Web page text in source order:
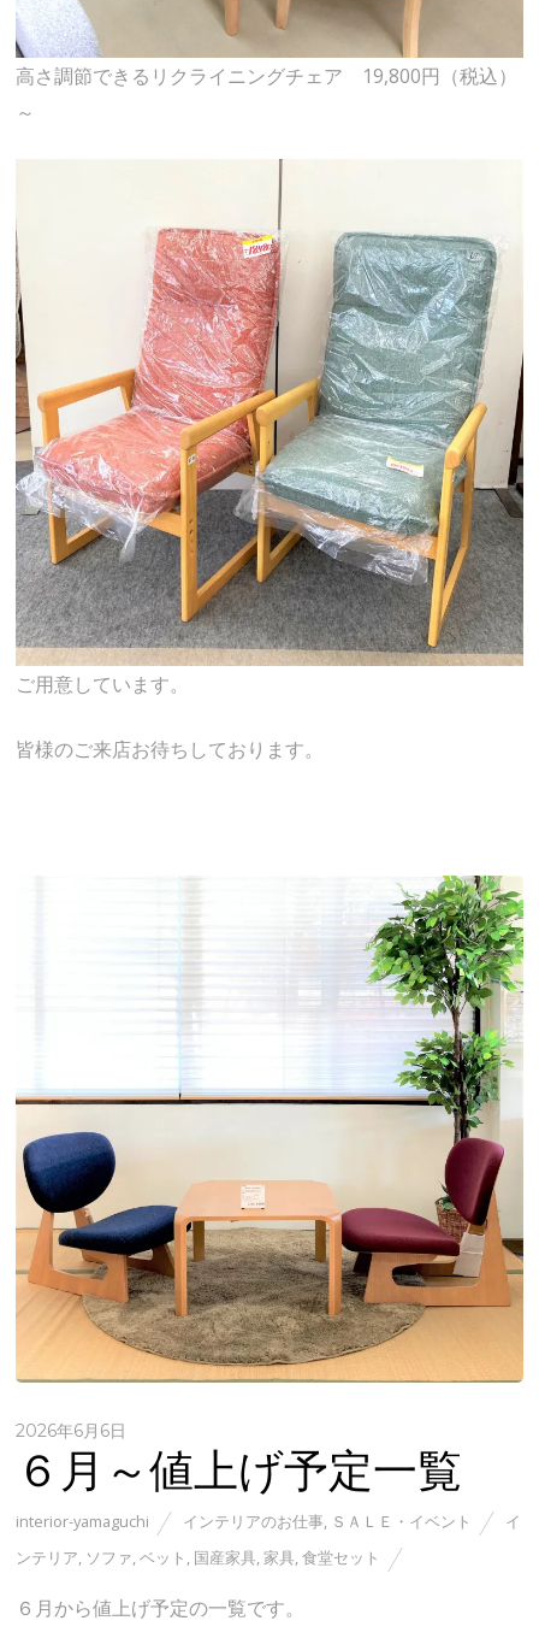
高さ調節できるリクライニングチェア 19,800円（税込）
～
ご用意しています。
皆様のご来店お待ちしております。
2026年6月6日
６月～値上げ予定一覧
interior-yamaguchi インテリアのお仕事, ＳＡＬＥ・イベント
イ
ンテリア, ソファ,ベット , 国産家具,家具,食堂セット
６月から値上げ予定の一覧です。